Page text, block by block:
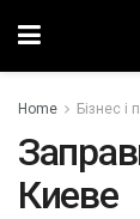
Home Бізнес і
Киеве